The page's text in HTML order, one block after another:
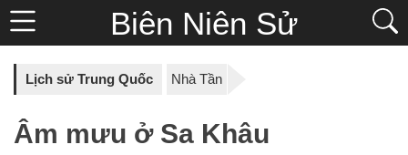
Biên Niên Sử
Lịch sử Trung Quốc Nhà Tần
Âm mưu ở Sa Khâu